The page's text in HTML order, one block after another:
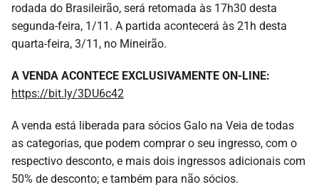
rodada do Brasileirão, será retomada às 17h30 desta
segunda-feira, 1/11. A partida acontecerá às 21h desta
quarta-feira, 3/11, no Mineirão.
A VENDA ACONTECE EXCLUSIVAMENTE ON-LINE:
https://bit.ly/3DU6c42
A venda está liberada para sócios Galo na Veia de todas
as categorias, que podem comprar o seu ingresso, com o
respectivo desconto, e mais dois ingressos adicionais com
50% de desconto; e também para não sócios.